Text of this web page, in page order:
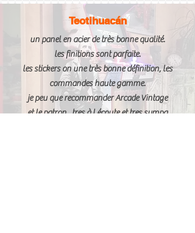
Teotihuacán
un panel en acier de très bonne qualité.
les finitions sont parfaite.
les stickers on une très bonne définition, les
commandes haute gamme.
je peu que recommander Arcade Vintage
et le patron , tres à l écoute et tres sympa